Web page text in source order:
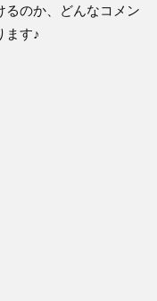
るのか、どんなコメン
ます♪